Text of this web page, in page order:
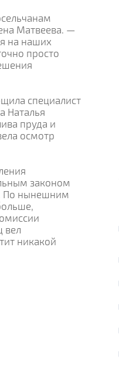
Матвеева. —
на наших
просто
специалист
Наталья
пруда и
осмотр
законом
По нынешним
вел
никакой